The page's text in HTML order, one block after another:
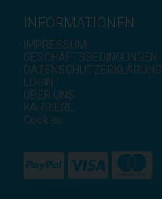
INFORMATIONEN
IMPRESSUM
GESCHÄFTSBEDINGUNGEN
DATENSCHUTZERKLÄRUNG
LOGIN
ÜBER UNS
KARRIERE
Cookies